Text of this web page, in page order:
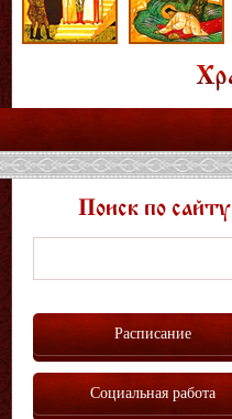
Поиск по сайту
Расписание
Социальная работа